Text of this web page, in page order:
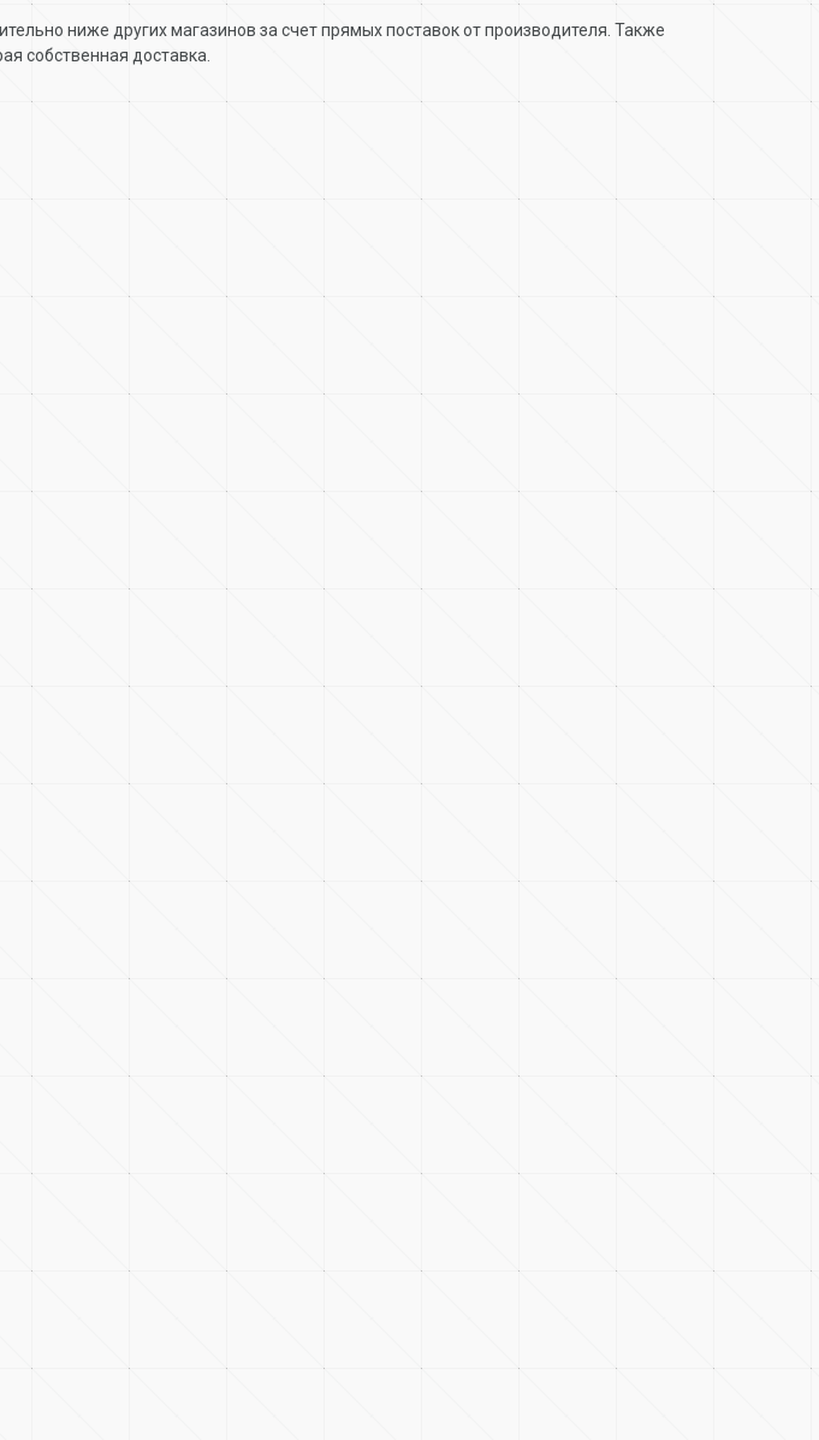
ниже других магазинов за счет прямых поставок от производителя. Также
собственная доставка.